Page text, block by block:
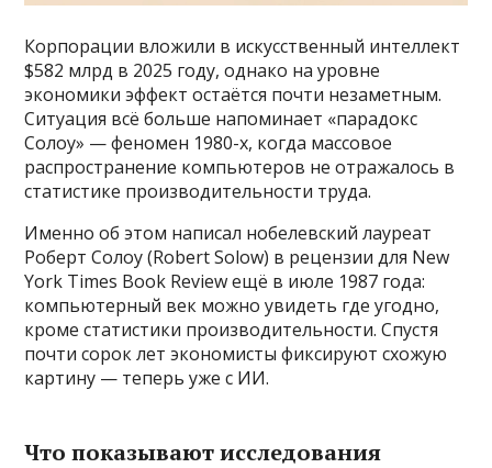
Корпорации вложили в искусственный интеллект
$582 млрд в 2025 году, однако на уровне
экономики эффект остаётся почти незаметным.
Ситуация всё больше напоминает «парадокс
Солоу» — феномен 1980-х, когда массовое
распространение компьютеров не отражалось в
статистике производительности труда.
Именно об этом написал нобелевский лауреат
Роберт Солоу (Robert Solow) в рецензии для New
York Times Book Review ещё в июле 1987 года:
компьютерный век можно увидеть где угодно,
кроме статистики производительности. Спустя
почти сорок лет экономисты фиксируют схожую
картину — теперь уже с ИИ.
Что показывают исследования